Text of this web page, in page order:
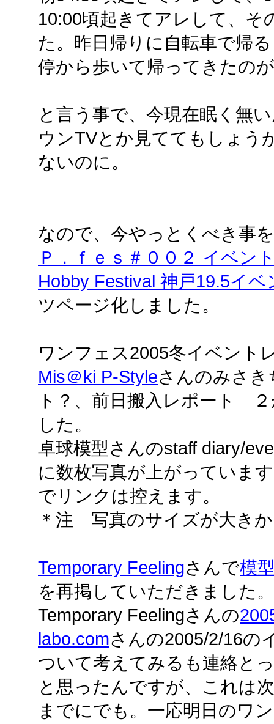
10:00頃起きてアレして、そ
た。昨日帰りに自転車で帰
停から歩いて帰ってきたの
と言う事で、今現在眠く無
ウンTVとか見ててもしょう
ないのに。
なので、今やっとくべき事
Ｐ．ｆｅｓ＃００２ イベン
Hobby Festival 神戸19.5イ
ツページ化しました。
ワンフェス2005冬イベント
Mis＠ki P-Styleさんのみさき
ト？、前日搬入レポート
した。
卓球模型さんのstaff diary/
に数枚写真が上がっていま
でリンクは控えます。
＊注 写真のサイズが大き
Temporary Feelingさんで模
を再掲していただきました。
Temporary Feelingさんの
labo.comさんの2005/2/16の
ついて考えてみるも連絡と
と思ったんですが、これは
までにでも。一応明日のワ